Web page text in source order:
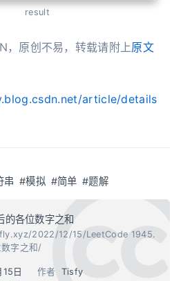
result
，原创不易，转载请附上原文
article/details
串 #模拟 #简单 #题解
的各位数字之和
2022/12/15/LeetCode 1945.
字之和/
作者 Tisfy
日